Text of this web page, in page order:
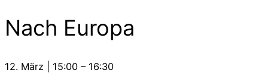
Nach Europa
12. März 15:00 – 16:30